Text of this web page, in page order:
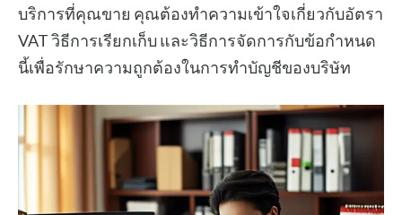
บริการที่คุณขาย คุณต้องทำความเข้าใจเกี่ยวกับอัตรา
VAT วิธีการเรียกเก็บ และวิธีการจัดการกับข้อกำหนด
นี้เพื่อรักษาความถูกต้องในการทำบัญชีของบริษัท